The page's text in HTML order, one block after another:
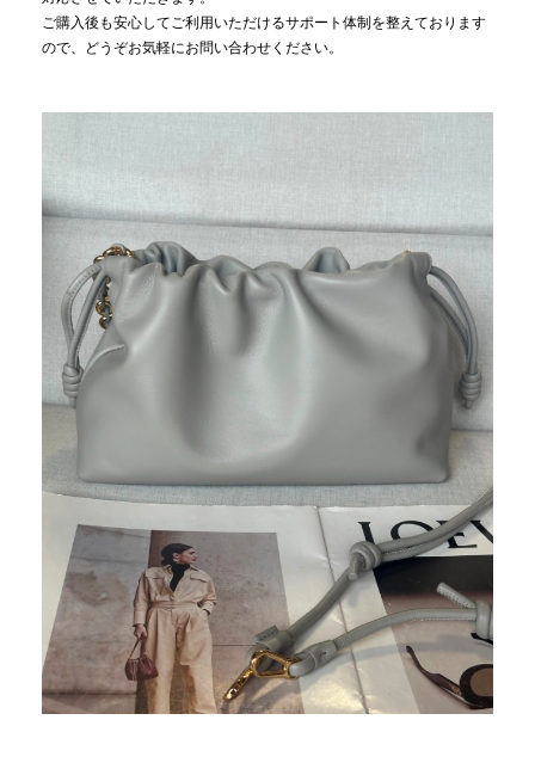
ご購入後も安心してご利用いただけるサポート体制を整えております
ので、どうぞお気軽にお問い合わせください。